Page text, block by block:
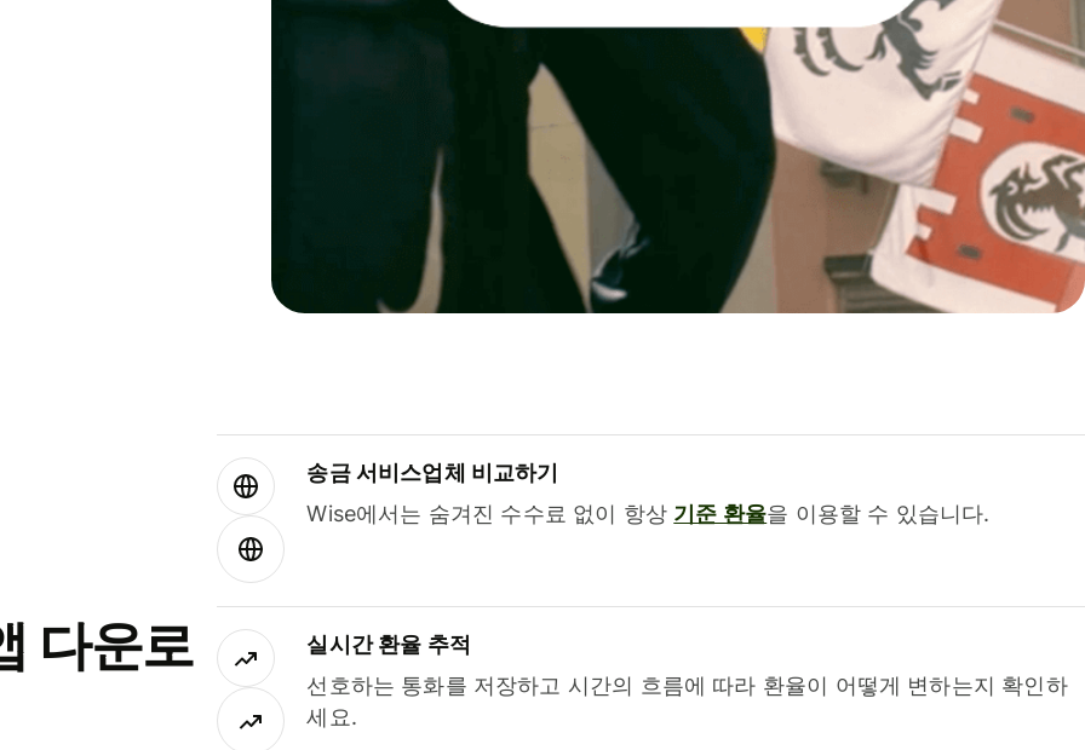
다운로
송금 서비스업체 비교하기
Wise에서는 숨겨진 수수료 없이 항상 기준 환율을 이용할 수 있습니다.
실시간 환율 추적
선호하는 통화를 저장하고 시간의 흐름에 따라 환율이 어떻게 변하는지 확인하
세요.